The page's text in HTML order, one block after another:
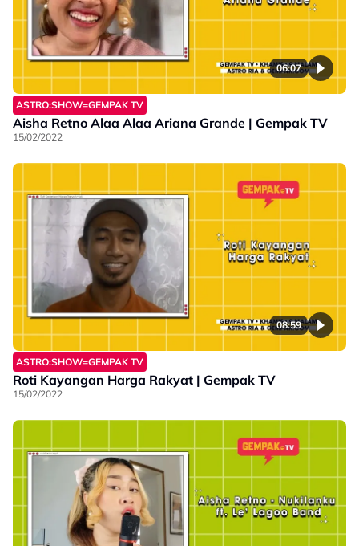
06:07
ASTRO:SHOW=GEMPAK TV
Aisha Retno Alaa Alaa Ariana Grande | Gempak TV
15/02/2022
08:59
ASTRO:SHOW=GEMPAK TV
Roti Kayangan Harga Rakyat | Gempak TV
15/02/2022